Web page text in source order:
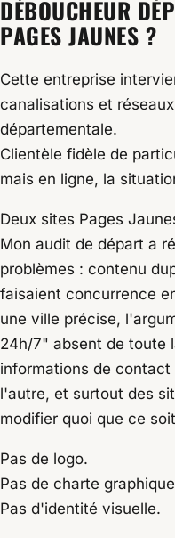
DÉBOUCHEUR
PAGES JAUNES ?
Cette entreprise
canalisations et
départementale.
Clientèle fidèle de
mais en ligne, la
Deux sites Pages
Mon audit de départ a
problèmes : contenu
faisaient concurrence
une ville précise,
24h/7" absent de toute
informations de
l'autre, et surtout des
modifier quoi que ce
Pas de logo.
Pas de charte
Pas d'identité visuelle.